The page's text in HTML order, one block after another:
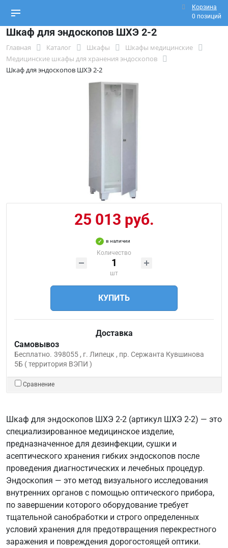
Корзина
0 позиций
Шкаф для эндоскопов ШХЭ 2-2
Главная Каталог Шкафы
Шкафы медицинские
Медицинские шкафы для хранения эндоскопов
Шкаф для эндоскопов ШХЭ 2-2
25 013 руб.
в наличии
Количество
шт
КУПИТЬ
Доставка
Самовывоз
Бесплатно. 398055 , г. Липецк , пр. Сержанта Кувшинова
5Б ( территория ВЭПИ )
Сравнение
Шкаф для эндоскопов ШХЭ 2-2 (артикул ШХЭ 2-2) — это
специализированное медицинское изделие,
предназначенное для дезинфекции, сушки и
асептического хранения гибких эндоскопов после
проведения диагностических и лечебных процедур.
Эндоскопия — это метод визуального исследования
внутренних органов с помощью оптического прибора,
по завершении которого оборудование требует
тщательной санобработки и строго определенных
условий хранения для предотвращения перекрестного
заражения и повреждения дорогостоящей оптики.